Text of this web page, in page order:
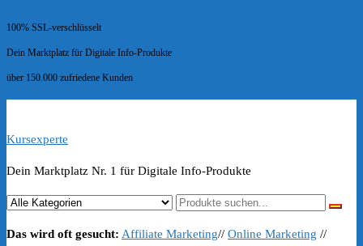
100% SSL-verschlüsselt
Dein Marktplatz für Digitale Info-Produkte
über 150.000 zufriedene Kunden
Kursexperte
Dein Marktplatz Nr. 1 für Digitale Info-Produkte
Das wird oft gesucht: Affiliate Marketing// Online Marketing //